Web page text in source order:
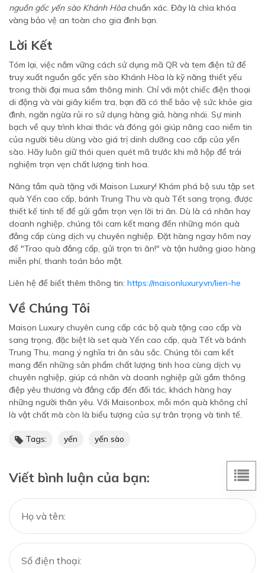
nguồn gốc yến sào Khánh Hòachuẩn xác. Đây là chìa khóa
vàng bảo vệ an toàn cho gia đình bạn.
Lời Kết
Tóm lại, việc nắm vững cách sử dụng mã QR và tem điện tử để
truy xuất nguồn gốc yến sào Khánh Hòa là kỹ năng thiết yếu
trong thời đại mua sắm thông minh. Chỉ với một chiếc điện thoại
di động và vài giây kiểm tra, bạn đã có thể bảo vệ sức khỏe gia
đình, ngăn ngừa rủi ro sử dụng hàng giả, hàng nhái. Sự minh
bạch về quy trình khai thác và đóng gói giúp nâng cao niềm tin
của người tiêu dùng vào giá trị dinh dưỡng cao cấp của yến
sào. Hãy luôn giữ thói quen quét mã trước khi mở hộp để trải
nghiệm trọn vẹn chất lượng tinh hoa.
Nâng tầm quà tặng với Maison Luxury! Khám phá bộ sưu tập set
quà Yến cao cấp, bánh Trung Thu và quà Tết sang trọng, được
thiết kế tinh tế để gửi gắm trọn vẹn lời tri ân. Dù là cá nhân hay
doanh nghiệp, chúng tôi cam kết mang đến những món quà
đẳng cấp cùng dịch vụ chuyên nghiệp. Đặt hàng ngay hôm nay
để "Trao quà đẳng cấp, gửi trọn tri ân!" và tận hưởng giao hàng
miễn phí, thanh toán bảo mật.
Liên hệ để biết thêm thông tin: https://maisonluxury.vn/lien-he
Về Chúng Tôi
Maison Luxury chuyên cung cấp các bộ quà tặng cao cấp và
sang trọng, đặc biệt là set quà Yến cao cấp, quà Tết và bánh
Trung Thu, mang ý nghĩa tri ân sâu sắc. Chúng tôi cam kết
mang đến những sản phẩm chất lượng tinh hoa cùng dịch vụ
chuyên nghiệp, giúp cá nhân và doanh nghiệp gửi gắm thông
điệp yêu thương và đẳng cấp đến đối tác, khách hàng hay
những người thân yêu. Với Maisonbox, mỗi món quà không chỉ
là vật chất mà còn là biểu tượng của sự trân trọng và tinh tế.
Tags: yến yến sào
Viết bình luận của bạn: